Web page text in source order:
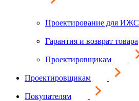
Проектирование для ИЖС
Гарантия и возврат товара
Проектировщикам
Проектировщикам
Покупателям